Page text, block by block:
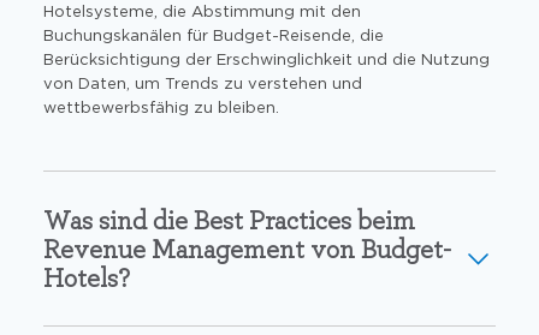
Hotelsysteme, die Abstimmung mit den
Buchungskanälen für Budget-Reisende, die
Berücksichtigung der Erschwinglichkeit und die Nutzung
von Daten, um Trends zu verstehen und
wettbewerbsfähig zu bleiben.
Was sind die Best Practices beim
Revenue Management von Budget-
Hotels?